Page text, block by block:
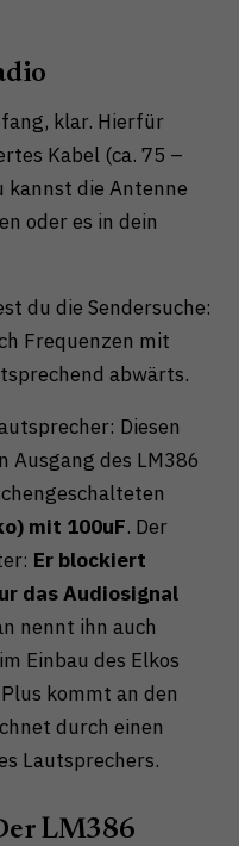
klar. Hierfür
Kabel (ca. 75 –
kannst die Antenne
oder es in dein
du die Sendersuche:
Frequenzen mit
abwärts.
Diesen
des LM386
mit 100uF. Der
Er blockiert
das Audiosignal
nennt ihn auch
Einbau des Elkos
kommt an den
durch einen
Lautsprechers.
LM386